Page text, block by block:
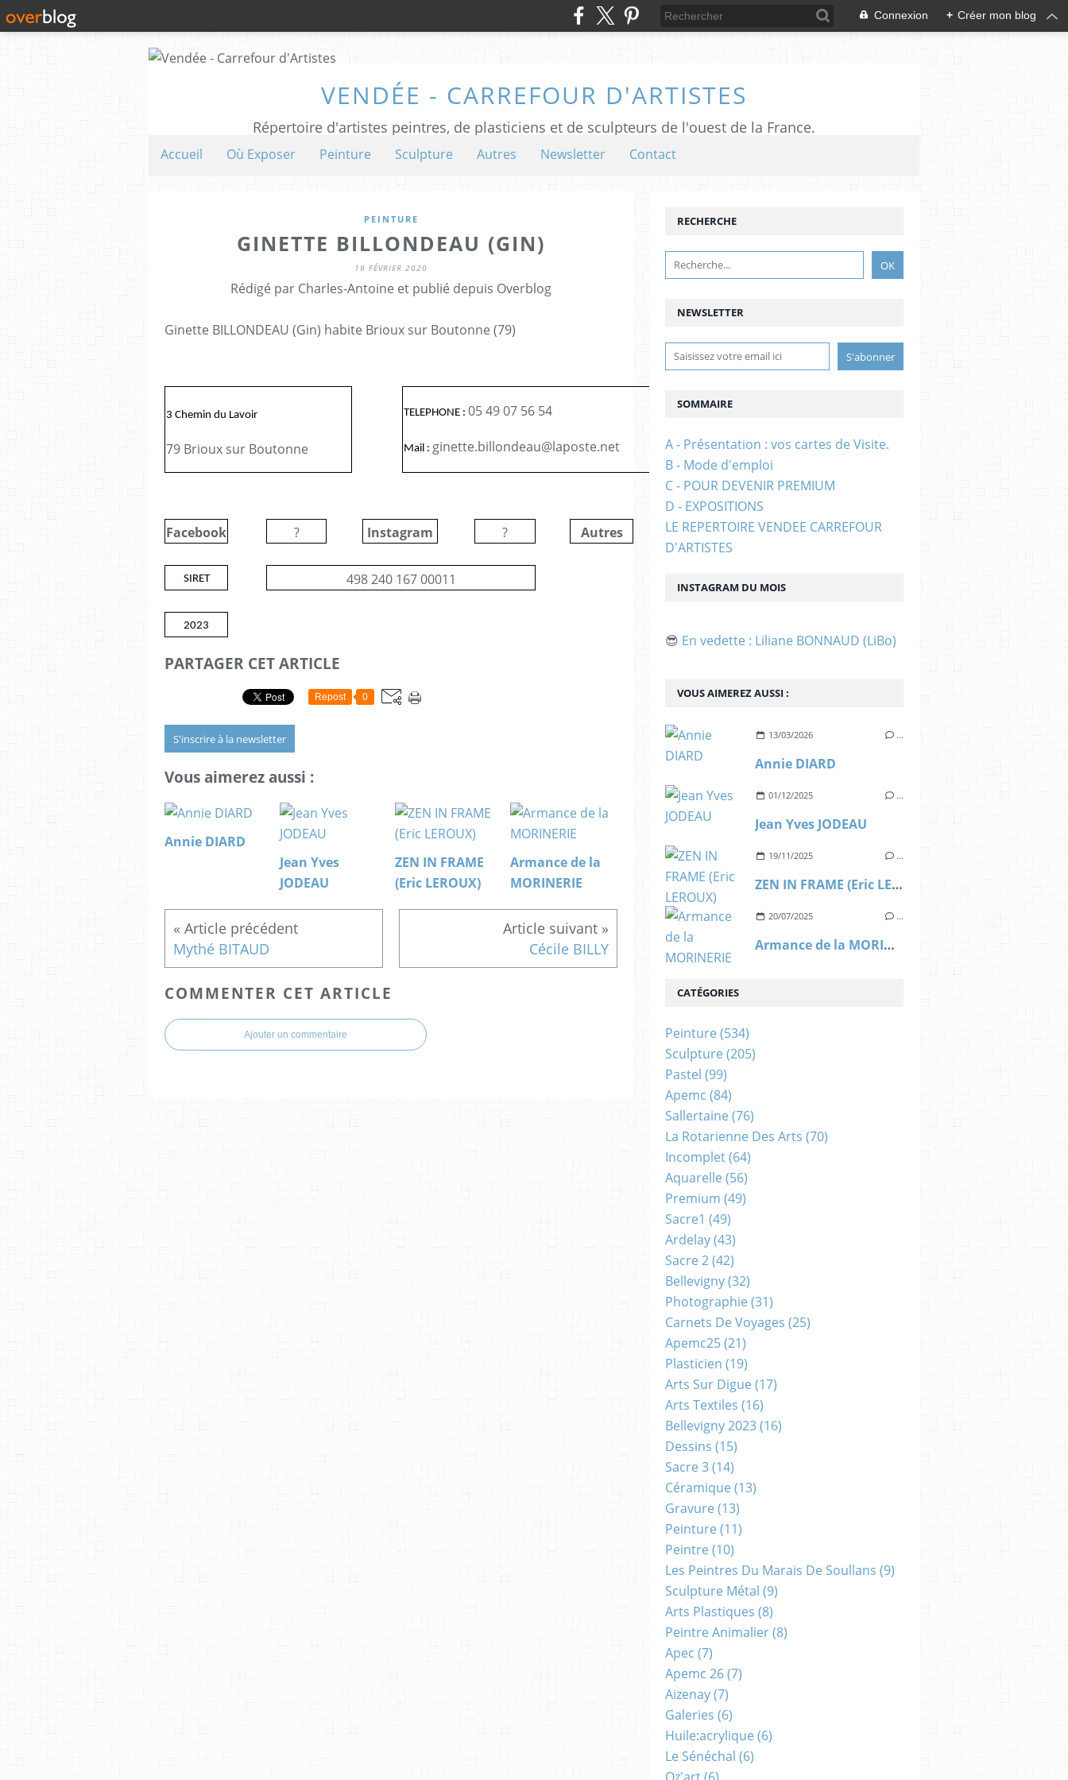
Connexion + Créer mon blog
VENDÉE - CARREFOUR D'ARTISTES
Répertoire d'artistes peintres, de plasticiens et de sculpteurs de l'ouest de la France.
Accueil Où Exposer Peinture Sculpture Autres Newsletter Contact
PEINTURE
GINETTE BILLONDEAU (GIN)
19 FÉVRIER 2020
Rédigé par Charles-Antoine et publié depuis Overblog
Ginette BILLONDEAU (Gin) habite Brioux sur Boutonne (79)
3 Chemin du Lavoir
79 Brioux sur Boutonne
TELEPHONE : 05 49 07 56 54
Mail : ginette.billondeau@laposte.net
Facebook ? Instagram ? Autres ?
SIRET 498 240 167 00011
2023
PARTAGER CET ARTICLE
Repost 0
S'inscrire à la newsletter
Vous aimerez aussi :
Annie DIARD
Jean Yves
JODEAU
ZEN IN FRAME
(Eric LEROUX)
Armance de la
MORINERIE
Mythé BITAUD Cécile BILLY
COMMENTER CET ARTICLE
Ajouter un commentaire
NEWSLETTER
RECHERCHE
VOUS AIMEREZ AUSSI :
13/03/2026 …
Annie DIARD
01/12/2025 …
Jean Yves JODEAU
19/11/2025 …
ZEN IN FRAME (Eric LEROUX)
20/07/2025 …
Armance de la MORINERIE
SOMMAIRE
A - Présentation : vos cartes de Visite.
B - Mode d'emploi
C - POUR DEVENIR PREMIUM
D - EXPOSITIONS
LE REPERTOIRE VENDEE CARREFOUR
D'ARTISTES
CATÉGORIES
Peinture (534)
Sculpture (205)
Pastel (99)
Apemc (84)
Sallertaine (76)
La Rotarienne Des Arts (70)
Incomplet(64)
Aquarelle (56)
Premium (49)
Sacre1 (49)
Ardelay(43)
Sacre 2(42)
Bellevigny(32)
Photographie (31)
Carnets De Voyages (25)
Apemc25(21)
Plasticien (19)
Arts Sur Digue (17)
Arts Textiles (16)
Bellevigny 2023(16)
Dessins (15)
Sacre 3(14)
Céramique (13)
Gravure (13)
Peinture (11)
Peintre (10)
Les Peintres Du Marais De Soullans (9)
Sculpture Métal (9)
Arts Plastiques (8)
Peintre Animalier(8)
Apec (7)
Apemc 26(7)
Aizenay(7)
Galeries (6)
Huile:acrylique (6)
Le Sénéchal (6)
INSTAGRAM DU MOIS
😎 En vedette : Liliane BONNAUD (LiBo)